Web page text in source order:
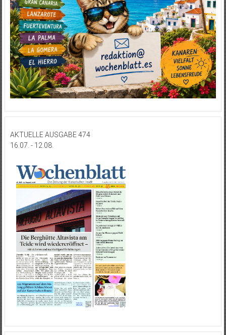
AKTUELLE AUSGABE 474
16.07. - 12.08.